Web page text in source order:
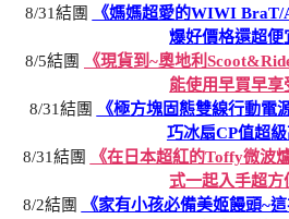
8/31結團
《媽媽超愛的WIWI
爆好價格還超便
8/5結團
《現貨到~奧地利
能使用早買早享
8/31結團
《極方塊固態雙線行動電
巧冰扇CP值超
8/31結團
《在日本超紅的Toffy微波
式一起入手超方
8/2結團
《家有小孩必備美姬饅頭~